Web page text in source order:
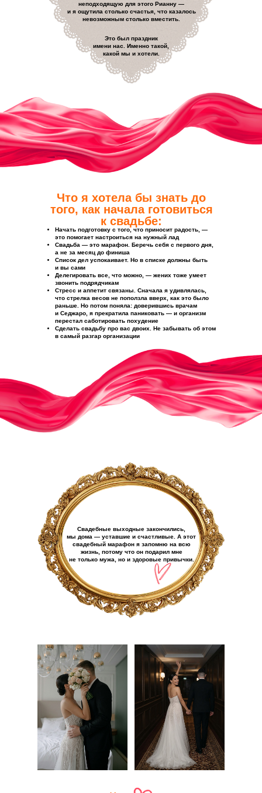
Это был праздник
имени нас. Именно такой,
какой мы и хотели.
неподходящую для этого Рианну —
и я ощутила столько счастья, что казалось
невозможным столько вместить.
Начать подготовку с того, что приносит радость, —
это помогает настроиться на нужный лад
Свадьба — это марафон. Беречь себя с первого дня,
а не за месяц до финиша
Список дел успокаивает. Но в списке должны быть
и вы сами
Делегировать все, что можно, — жених тоже умеет
звонить подрядчикам
Стресс и аппетит связаны. Сначала я удивлялась,
что стрелка весов не поползла вверх, как это было
раньше. Но потом поняла: доверившись врачам
и Седжаро, я прекратила паниковать — и организм
перестал саботировать похудение
Сделать свадьбу про вас двоих. Не забывать об этом
в самый разгар организации
Что я хотела бы знать до
того, как начала готовиться
к свадьбе:
Свадебные выходные закончились,
мы дома — уставшие и счастливые. А этот
свадебный марафон я запомню на всю
жизнь, потому что он подарил мне
не только мужа, но и здоровые привычки.